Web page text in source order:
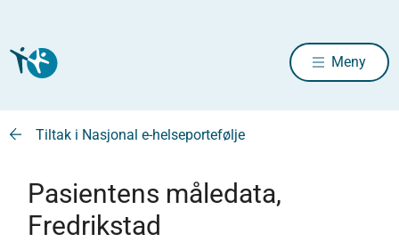
Meny
Tiltak i Nasjonal e-helseportefølje
Pasientens måledata,
Fredrikstad